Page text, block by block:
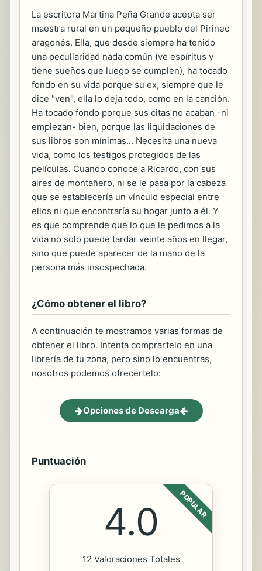
La escritora Martina Peña Grande acepta ser
maestra rural en un pequeño pueblo del Pirineo
aragonés. Ella, que desde siempre ha tenido
una peculiaridad nada común (ve espíritus y
tiene sueños que luego se cumplen), ha tocado
fondo en su vida porque su ex, siempre que le
dice "ven", ella lo deja todo, como en la canción.
Ha tocado fondo porque sus citas no acaban -ni
empiezan- bien, porque las liquidaciones de
sus libros son mínimas... Necesita una nueva
vida, como los testigos protegidos de las
películas. Cuando conoce a Ricardo, con sus
aires de montañero, ni se le pasa por la cabeza
que se establecería un vínculo especial entre
ellos ni que encontraría su hogar junto a él. Y
es que comprende que lo que le pedimos a la
vida no solo puede tardar veinte años en llegar,
sino que puede aparecer de la mano de la
persona más insospechada.
¿Cómo obtener el libro?
A continuación te mostramos varias formas de
obtener el libro. Intenta comprartelo en una
librería de tu zona, pero sino lo encuentras,
nosotros podemos ofrecertelo:
Opciones de Descarga
Puntuación
POPULAR
4.0
12 Valoraciones Totales